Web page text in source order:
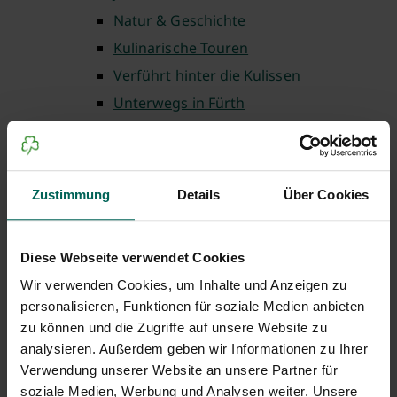
Zustimmung Details Über Cookies
Diese Webseite verwendet Cookies
Wir verwenden Cookies, um Inhalte und Anzeigen zu
personalisieren, Funktionen für soziale Medien anbieten
zu können und die Zugriffe auf unsere Website zu
analysieren. Außerdem geben wir Informationen zu Ihrer
Verwendung unserer Website an unsere Partner für
soziale Medien, Werbung und Analysen weiter. Unsere
Natur & Geschichte
Kulinarische Touren
Verführt hinter die Kulissen
Unterwegs in Fürth
Fürth für Familien
Weltgästeführertag
Lauschtour Fürth
Wo ist Gustav
Weitere buchbare Führungen
Gruppenbuchung